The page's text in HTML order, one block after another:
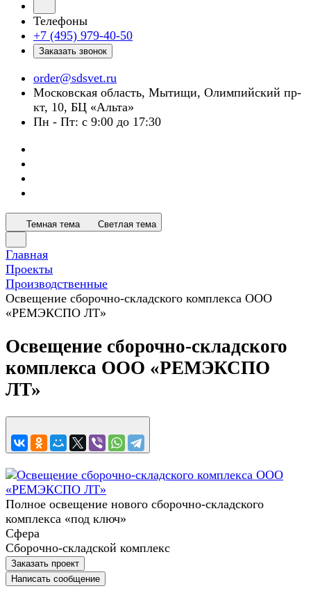
Телефоны
+7 (495) 979-40-50
Заказать звонок
order@sdsvet.ru
Московская область, Мытищи, Олимпийский пр-
кт, 10, БЦ «Альта»
Пн - Пт: с 9:00 до 17:30
Темная тема Светлая тема
Главная
Проекты
Производственные
Освещение сборочно-складского комплекса ООО
«РЕМЭКСПО ЛТ»
Освещение сборочно-складского
комплекса ООО «РЕМЭКСПО
ЛТ»
Полное освещение нового сборочно-складского
комплекса «под ключ»
Сфера
Сборочно-складской комплекс
Заказать проект
Написать сообщение